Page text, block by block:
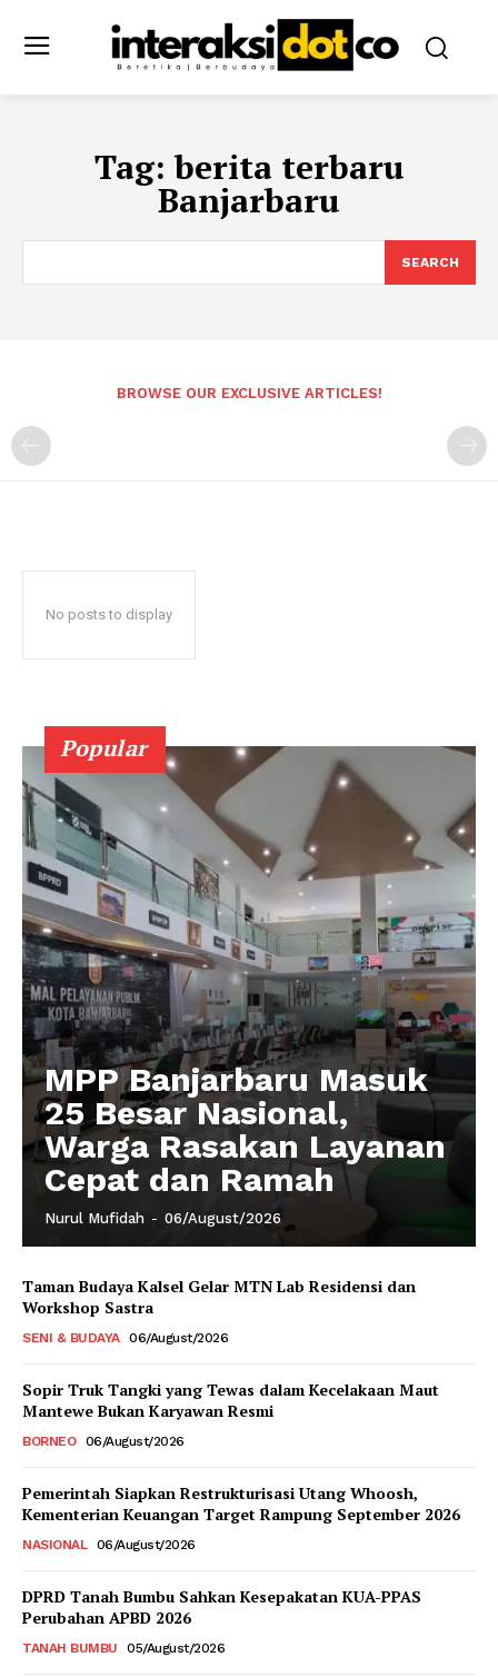
Tag:berita terbaru
Banjarbaru
SEARCH
BROWSE OUR EXCLUSIVE ARTICLES!
No posts to display
Popular
MPP Banjarbaru Masuk
25 Besar Nasional,
Warga Rasakan Layanan
Cepat dan Ramah
Nurul Mufidah - 06/August/2026
Taman Budaya Kalsel Gelar MTN Lab Residensi dan
Workshop Sastra
SENI & BUDAYA 06/August/2026
Sopir Truk Tangki yang Tewas dalam Kecelakaan Maut
Mantewe Bukan Karyawan Resmi
BORNEO 06/August/2026
Pemerintah Siapkan Restrukturisasi Utang Whoosh,
Kementerian Keuangan Target Rampung September 2026
NASIONAL 06/August/2026
DPRD Tanah Bumbu Sahkan Kesepakatan KUA-PPAS
Perubahan APBD 2026
TANAH BUMBU 05/August/2026